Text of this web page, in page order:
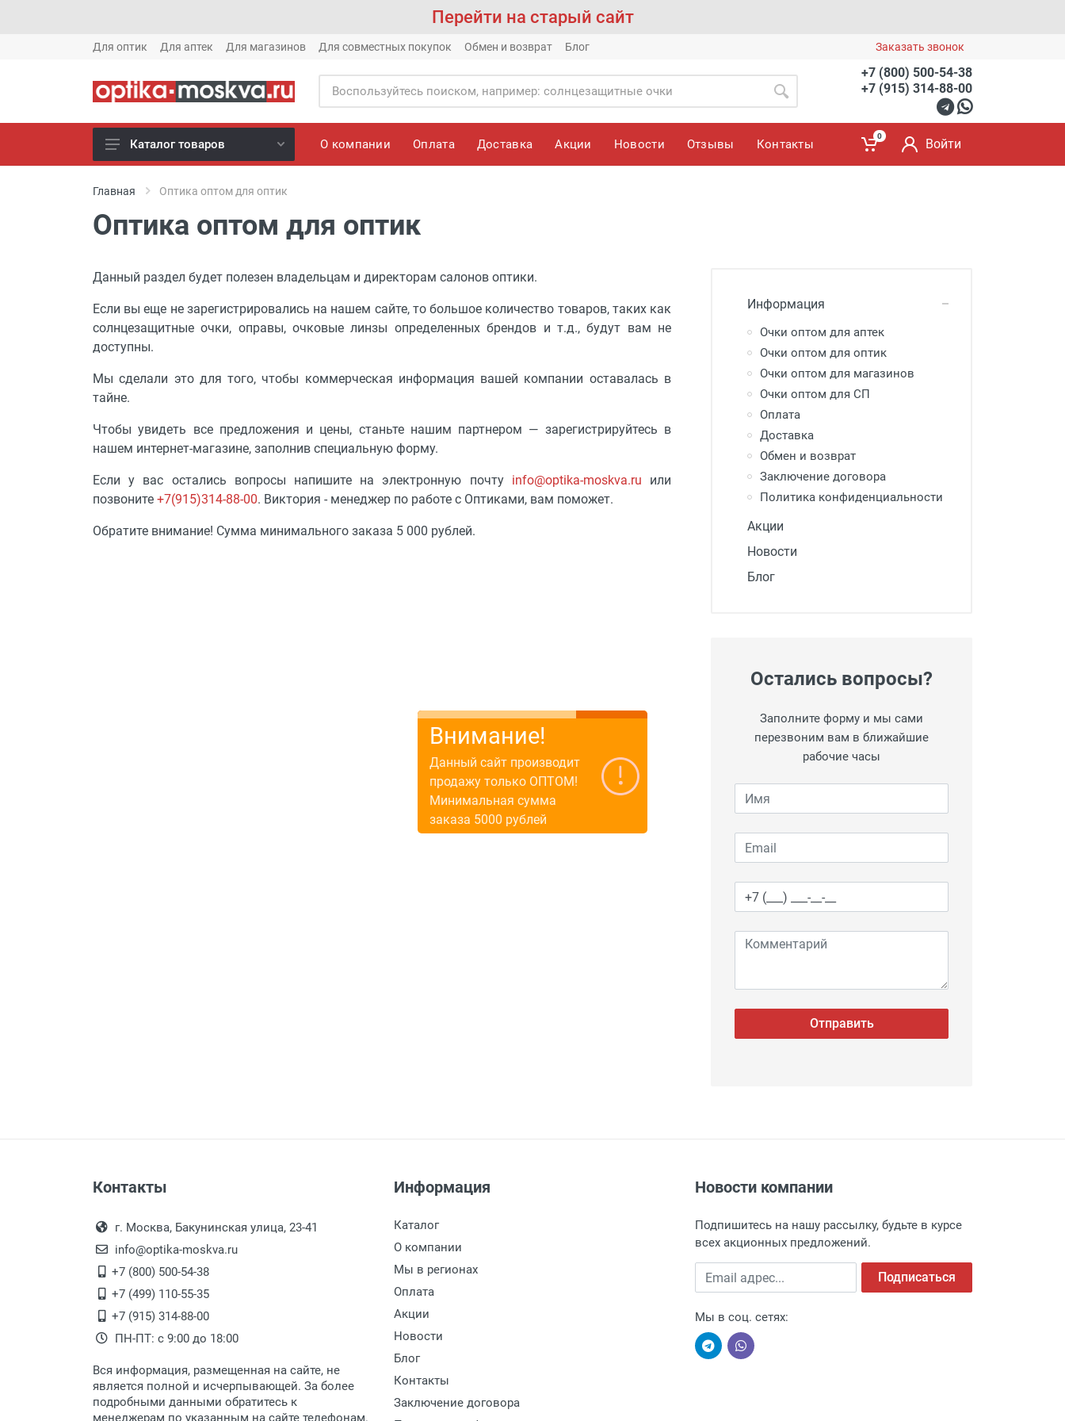
Перейти на старый сайт
Для оптик Для аптек Для магазинов Для совместных покупок Обмен и возврат Блог Заказать звонок
+7 (800) 500-54-38
+7 (915) 314-88-00
Готовые очки (3769)
Компьютерные очки (852)
Оправы (3917)
Известные бренды (212)
Футляры и мешки (1412)
Красота и здоровье (353)
Аксессуары (239)
Распродажа (950)
Каталог товаров О компании Оплата Доставка Акции Новости Отзывы Контакты
0
Войти
Главная Оптика оптом для оптик
Оптика оптом для оптик
Данный раздел будет полезен владельцам и директорам салонов оптики.
Если вы еще не зарегистрировались на нашем сайте, то большое количество товаров, таких как
солнцезащитные очки, оправы, очковые линзы определенных брендов и т.д., будут вам не
доступны.
Мы сделали это для того, чтобы коммерческая информация вашей компании оставалась в
тайне.
Чтобы увидеть все предложения и цены, станьте нашим партнером — зарегистрируйтесь в
нашем интернет-магазине, заполнив специальную форму.
Если у вас остались вопросы напишите на электронную почту info@optika-moskva.ru или
позвоните +7(915)314-88-00. Виктория - менеджер по работе с Оптиками, вам поможет.
Обратите внимание! Сумма минимального заказа 5 000 рублей.
Информация
Очки оптом для аптек
Очки оптом для оптик
Очки оптом для магазинов
Очки оптом для СП
Оплата
Доставка
Обмен и возврат
Заключение договора
Политика конфиденциальности
Акции
Новости
Блог
Остались вопросы?
Заполните форму и мы сами
перезвоним вам в ближайшие
рабочие часы
Отправить
Контакты
г. Москва, Бакунинская улица, 23-41
info@optika-moskva.ru
+7 (800) 500-54-38
+7 (499) 110-55-35
+7 (915) 314-88-00
ПН-ПТ: с 9:00 до 18:00
Вся информация, размещенная на сайте, не
является полной и исчерпывающей. За более
подробными данными обратитесь к
менеджерам по указанным на сайте телефонам.
Информация
Каталог
О компании
Мы в регионах
Оплата
Акции
Новости
Блог
Контакты
Заключение договора
Новости компании
Подпишитесь на нашу рассылку, будьте в курсе
всех акционных предложений.
Email адрес Подписаться
Мы в соц. сетях:
Внимание!
Данный сайт производит
продажу только ОПТОМ!
Минимальная сумма
заказа 5000 рублей